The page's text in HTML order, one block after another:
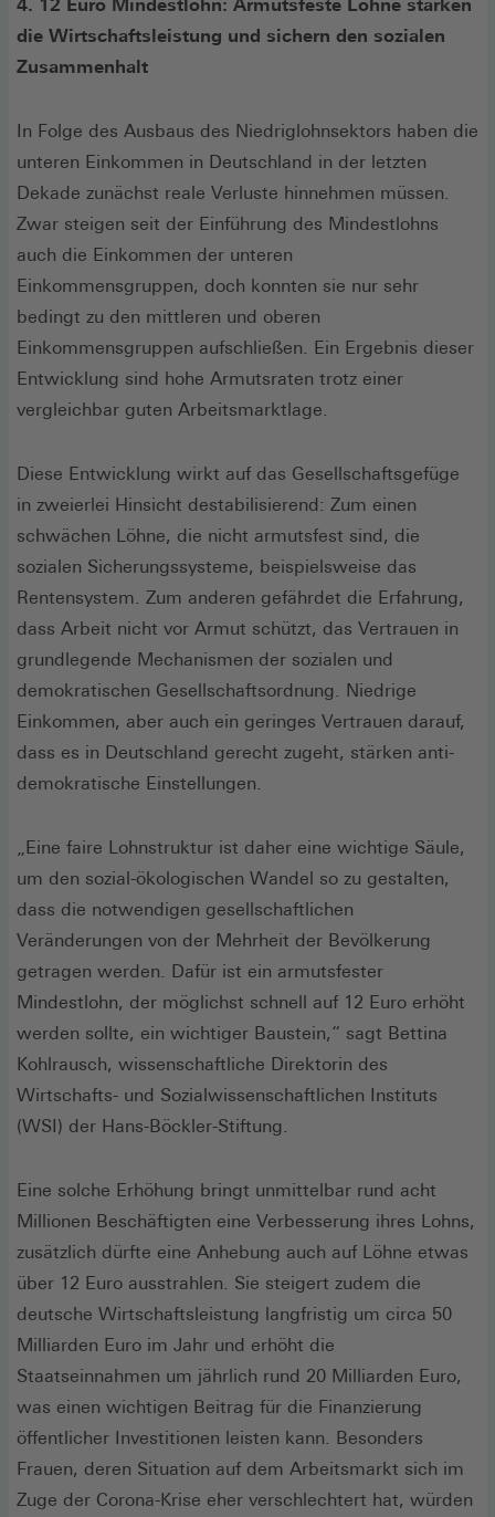
4. 12 Euro Mindestlohn: Armutsfeste Löhne stärken
die Wirtschaftsleistung und sichern den sozialen
Zusammenhalt
In Folge des Ausbaus des Niedriglohnsektors haben die
unteren Einkommen in Deutschland in der letzten
Dekade zunächst reale Verluste hinnehmen müssen.
Zwar steigen seit der Einführung des Mindestlohns
auch die Einkommen der unteren
Einkommensgruppen, doch konnten sie nur sehr
bedingt zu den mittleren und oberen
Einkommensgruppen aufschließen. Ein Ergebnis dieser
Entwicklung sind hohe Armutsraten trotz einer
vergleichbar guten Arbeitsmarktlage.
Diese Entwicklung wirkt auf das Gesellschaftsgefüge
in zweierlei Hinsicht destabilisierend: Zum einen
schwächen Löhne, die nicht armutsfest sind, die
sozialen Sicherungssysteme, beispielsweise das
Rentensystem. Zum anderen gefährdet die Erfahrung,
dass Arbeit nicht vor Armut schützt, das Vertrauen in
grundlegende Mechanismen der sozialen und
demokratischen Gesellschaftsordnung. Niedrige
Einkommen, aber auch ein geringes Vertrauen darauf,
dass es in Deutschland gerecht zugeht, stärken anti-
demokratische Einstellungen.
„Eine faire Lohnstruktur ist daher eine wichtige Säule,
um den sozial-ökologischen Wandel so zu gestalten,
dass die notwendigen gesellschaftlichen
Veränderungen von der Mehrheit der Bevölkerung
getragen werden. Dafür ist ein armutsfester
Mindestlohn, der möglichst schnell auf 12 Euro erhöht
werden sollte, ein wichtiger Baustein,“ sagt Bettina
Kohlrausch, wissenschaftliche Direktorin des
Wirtschafts- und Sozialwissenschaftlichen Instituts
(WSI) der Hans-Böckler-Stiftung.
Eine solche Erhöhung bringt unmittelbar rund acht
Millionen Beschäftigten eine Verbesserung ihres Lohns,
zusätzlich dürfte eine Anhebung auch auf Löhne etwas
über 12 Euro ausstrahlen. Sie steigert zudem die
deutsche Wirtschaftsleistung langfristig um circa 50
Milliarden Euro im Jahr und erhöht die
Staatseinnahmen um jährlich rund 20 Milliarden Euro,
was einen wichtigen Beitrag für die Finanzierung
öffentlicher Investitionen leisten kann. Besonders
Frauen, deren Situation auf dem Arbeitsmarkt sich im
Zuge der Corona-Krise eher verschlechtert hat, würden